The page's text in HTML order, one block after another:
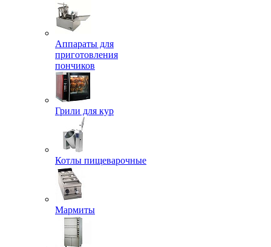
Аппараты для
приготовления
пончиков
Грили для кур
Котлы пищеварочные
Мармиты